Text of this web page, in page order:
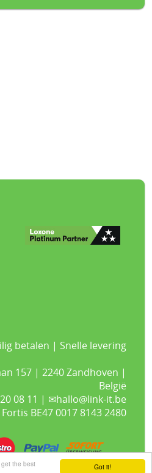
Got it!
the best
betalen | Snelle levering
157 | 2240 Zandhoven |
België
08 11 | ✉hallo@link-it.be
BE47 0017 8143 2480